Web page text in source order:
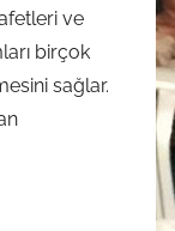
ve
birçok
sağlar.